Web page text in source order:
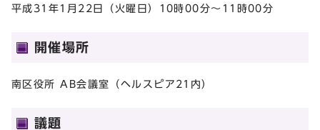
平成31年1月22日（火曜日）10時00分～11時00分
開催場所
南区役所 AB会議室（ヘルスピア21内）
議題